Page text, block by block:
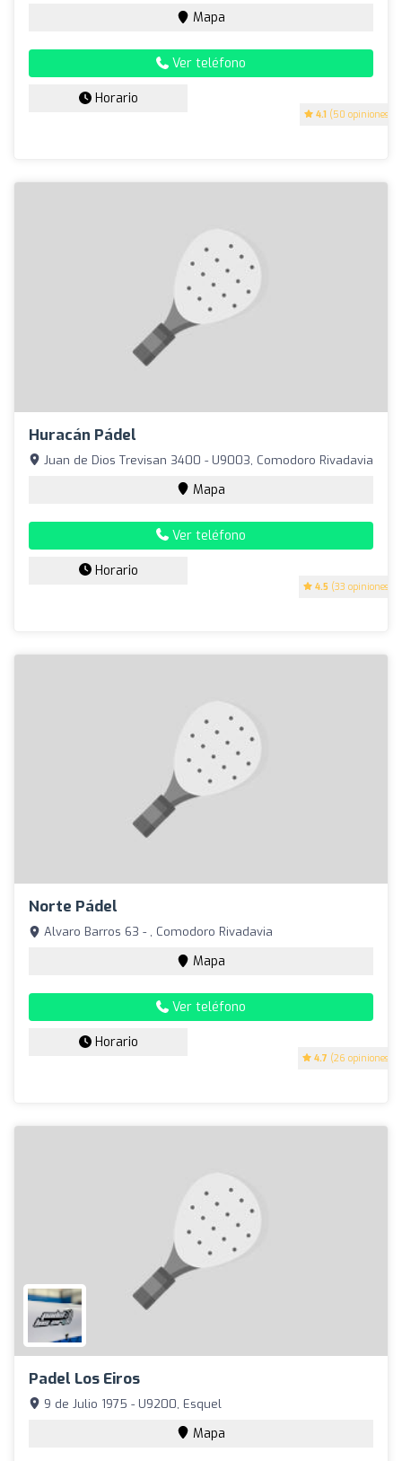
4.1 (50 opiniones)
Mapa
Ver teléfono
Horario
Huracán Pádel
4.5 (33 opiniones)
Juan de Dios Trevisan 3400 - U9003, Comodoro Rivadavia
Mapa
Ver teléfono
Horario
Norte Pádel
4.7 (26 opiniones)
Alvaro Barros 63 - , Comodoro Rivadavia
Mapa
Ver teléfono
Horario
Padel Los Eiros
9 de Julio 1975 - U9200, Esquel
Mapa